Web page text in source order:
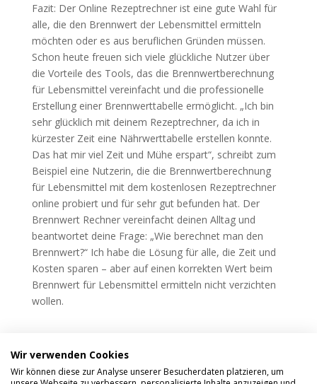
Fazit: Der Online Rezeptrechner ist eine gute Wahl für
alle, die den Brennwert der Lebensmittel ermitteln
möchten oder es aus beruflichen Gründen müssen.
Schon heute freuen sich viele glückliche Nutzer über
die Vorteile des Tools, das die Brennwertberechnung
für Lebensmittel vereinfacht und die professionelle
Erstellung einer Brennwerttabelle ermöglicht. „Ich bin
sehr glücklich mit deinem Rezeptrechner, da ich in
kürzester Zeit eine Nährwerttabelle erstellen konnte.
Das hat mir viel Zeit und Mühe erspart“, schreibt zum
Beispiel eine Nutzerin, die die Brennwertberechnung
für Lebensmittel mit dem kostenlosen Rezeptrechner
online probiert und für sehr gut befunden hat. Der
Brennwert Rechner vereinfacht deinen Alltag und
beantwortet deine Frage: „Wie berechnet man den
Brennwert?“ Ich habe die Lösung für alle, die Zeit und
Kosten sparen – aber auf einen korrekten Wert beim
Brennwert für Lebensmittel ermitteln nicht verzichten
wollen.
Wir verwenden Cookies
Wir können diese zur Analyse unserer Besucherdaten platzieren, um